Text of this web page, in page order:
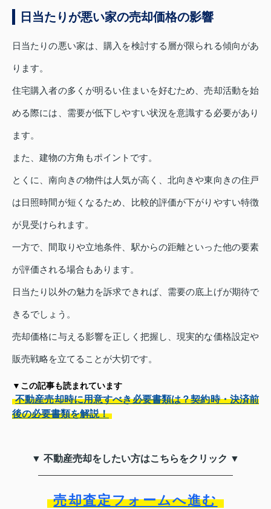
日当たりが悪い家の売却価格の影響
日当たりの悪い家は、購入を検討する層が限られる傾向があ
ります。
住宅購入者の多くが明るい住まいを好むため、売却活動を始
める際には、需要が低下しやすい状況を意識する必要があり
ます。
また、建物の方角もポイントです。
とくに、南向きの物件は人気が高く、北向きや東向きの住戸
は日照時間が短くなるため、比較的評価が下がりやすい特徴
が見受けられます。
一方で、間取りや立地条件、駅からの距離といった他の要素
が評価される場合もあります。
日当たり以外の魅力を訴求できれば、需要の底上げが期待で
きるでしょう。
売却価格に与える影響を正しく把握し、現実的な価格設定や
販売戦略を立てることが大切です。
▼この記事も読まれています
不動産売却時に用意すべき必要書類は？契約時・決済前
後の必要書類を解説！
▼ 不動産売却をしたい方はこちらをクリック ▼
売却査定フォームへ進む